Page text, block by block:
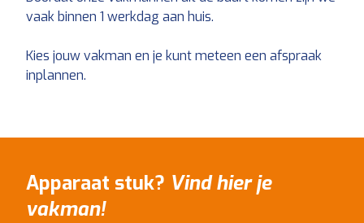
vaak binnen 1 werkdag aan huis.
Kies jouw vakman en je kunt meteen een afspraak
inplannen.
Apparaat stuk? Vind hier je
vakman!